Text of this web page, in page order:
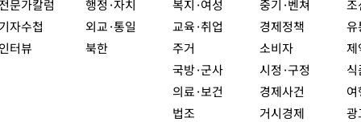
문가칼럼
자수첩
터뷰
행정·자치
외교·통일
북한
복지·여성
교육·취업
주거
국방·군사
의료·보건
법조
중기·벤쳐
경제정책
소비자
시정·구정
경제사건
거시경제
조
유
제
광